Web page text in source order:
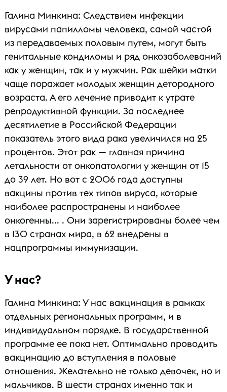
Галина Минкина: Следствием инфекции
вирусами папилломы человека, самой частой
из передаваемых половым путем, могут быть
генитальные кондиломы и ряд онкозаболеваний
как у женщин, так и у мужчин. Рак шейки матки
чаще поражает молодых женщин детородного
возраста. А его лечение приводит к утрате
репродуктивной функции. За последнее
десятилетие в Российской Федерации
показатель этого вида рака увеличился на 25
процентов. Этот рак — главная причина
летальности от онкопатологии у женщин от 15
до 39 лет. Но вот с 2006 года доступны
вакцины против тех типов вируса, которые
наиболее распространены и наиболее
онкогенны... . Они зарегистрированы более чем
в 130 странах мира, в 62 внедрены в
нацпрограммы иммунизации.
У нас?
Галина Минкина: У нас вакцинация в рамках
отдельных региональных программ, и в
индивидуальном порядке. В государственной
программе ее пока нет. Оптимально проводить
вакцинацию до вступления в половые
отношения. Желательно не только девочек, но и
мальчиков. В шести странах именно так и